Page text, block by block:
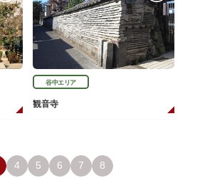
谷中エリア
観音寺
4 5 6 7 8